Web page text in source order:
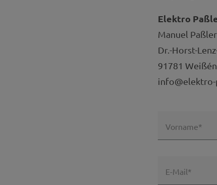
Elektro
Manuel Paßler
Dr.-Horst-
91781
info@elektro-
Vorname*
E-Mail*